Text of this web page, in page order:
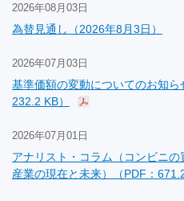
2026年08月03日
為替見通し（2026年8月3日）
2026年07月03日
基準価額の変動についてのお知ら
232.2 KB）
2026年07月01日
アナリスト・コラム（コンビニ
産業の現在と未来）（PDF：671.2